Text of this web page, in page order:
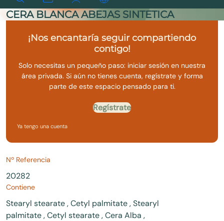
CERA BLANCA ABEJAS SINTETICA
¡Nos encantaría seguir compartiendo
contigo!
Solo necesitas un pequeño paso: iniciar sesión en nuestra
área privada. Si aún no tienes cuenta, regístrate y forma
parte de este espacio pensado para ti.
Regístrate
Ya tengo una cuenta
Nº Referencia
20282
Contiene
Stearyl stearate , Cetyl palmitate , Stearyl
palmitate , Cetyl stearate , Cera Alba ,